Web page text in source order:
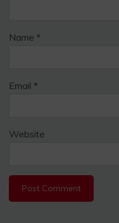
Name *
Email *
Website